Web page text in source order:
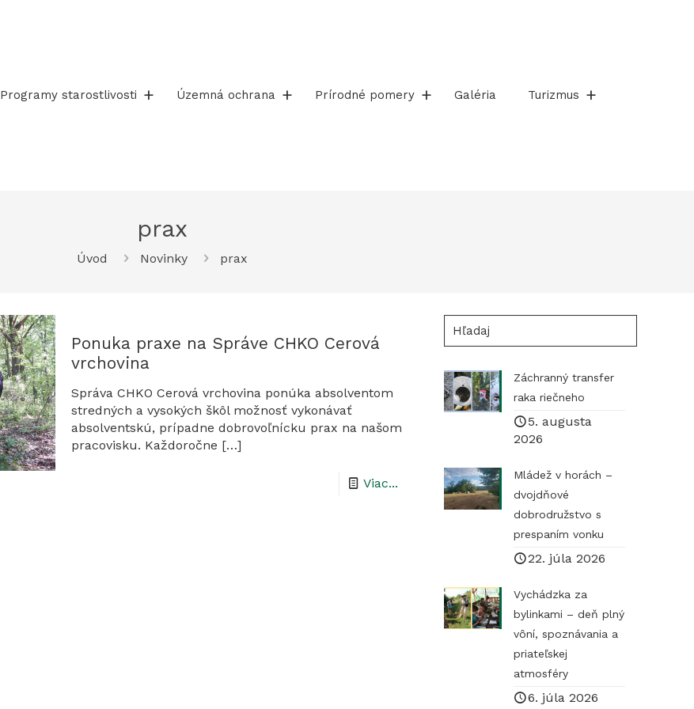
Programy starostlivosti Územná ochrana Prírodné pomery Galéria Turizmus
prax
Úvod Novinky prax
Ponuka praxe na Správe CHKO Cerová
vrchovina
Správa CHKO Cerová vrchovina ponúka absolventom
stredných a vysokých škôl možnosť vykonávať
absolventskú, prípadne dobrovoľnícku prax na našom
pracovisku. Každoročne […]
Viac...-
Hľadaj
Záchranný transfer
raka riečneho
5. augusta
2026
Mládež v horách –
dvojdňové
dobrodružstvo s
prespaním vonku
22. júla 2026
Vychádzka za
bylinkami – deň plný
vôní, spoznávania a
priateľskej
atmosféry
6. júla 2026